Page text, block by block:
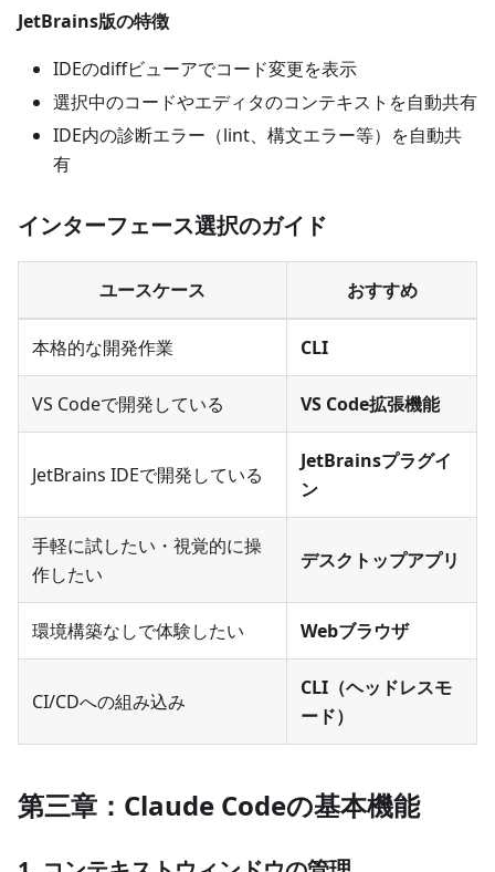
JetBrains版の特徴
IDEのdiffビューアでコード変更を表示
選択中のコードやエディタのコンテキストを自動共有
IDE内の診断エラー（lint、構文エラー等）を自動共
有
インターフェース選択のガイド
ユースケース おすすめ
本格的な開発作業 CLI
VS Codeで開発している VS Code拡張機能
JetBrains IDEで開発している
JetBrainsプラグイ
ン
手軽に試したい・視覚的に操
作したい
デスクトップアプリ
環境構築なしで体験したい Webブラウザ
CI/CDへの組み込み
CLI（ヘッドレスモ
ード）
第三章：Claude Codeの基本機能